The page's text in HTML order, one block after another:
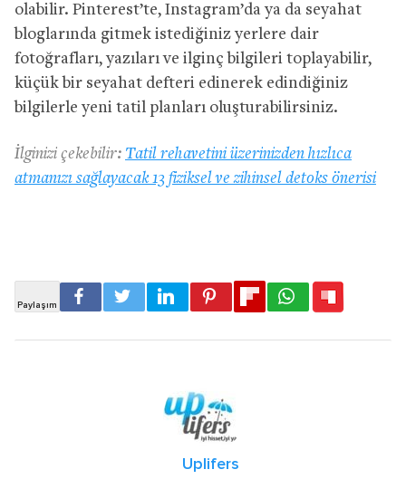
olabilir. Pinterest’te, Instagram’da ya da seyahat
bloglarında gitmek istediğiniz yerlere dair
fotoğrafları, yazıları ve ilginç bilgileri toplayabilir,
küçük bir seyahat defteri edinerek edindiğiniz
bilgilerle yeni tatil planları oluşturabilirsiniz.
İlginizi çekebilir: Tatil rehavetini üzerinizden hızlıca
atmanızı sağlayacak 13 fiziksel ve zihinsel detoks önerisi
Uplifers